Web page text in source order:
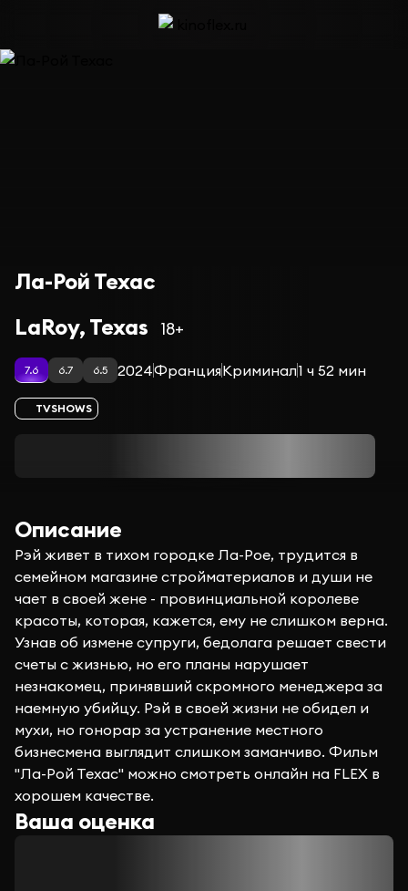
Ла-Рой Техас
LaRoy, Texas
18+
7.6 6.7 6.5 2024ФранцияКриминал1 ч 52 мин
TVSHOWS
Описание
Рэй живет в тихом городке Ла-Рое, трудится в
семейном магазине стройматериалов и души не
чает в своей жене - провинциальной королеве
красоты, которая, кажется, ему не слишком верна.
Узнав об измене супруги, бедолага решает свести
счеты с жизнью, но его планы нарушает
незнакомец, принявший скромного менеджера за
наемную убийцу. Рэй в своей жизни не обидел и
мухи, но гонорар за устранение местного
бизнесмена выглядит слишком заманчиво. Фильм
"Ла-Рой Техас" можно смотреть онлайн на FLEX в
хорошем качестве.
Ваша оценка